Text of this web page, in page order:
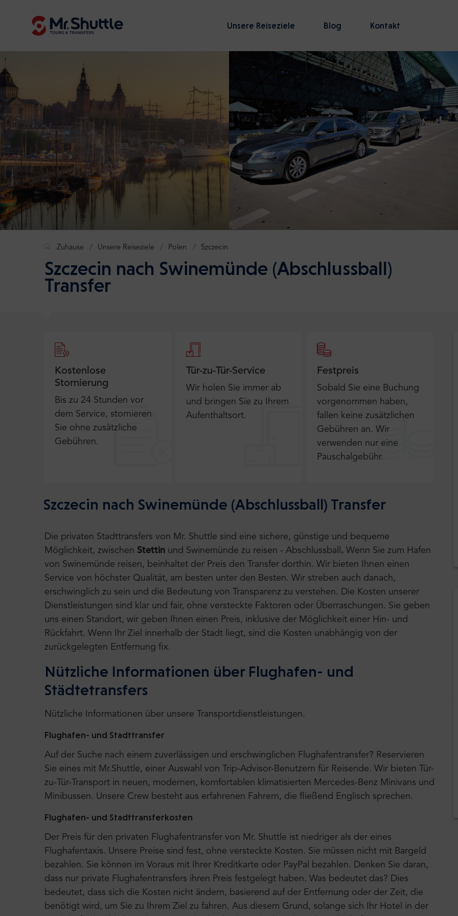
Unsere Reiseziele Blog Kontakt
Zuhause Unsere Reiseziele Polen Szczecin
Szczecin nach Swinemünde (Abschlussball)
Transfer
Kostenlose
Stornierung
Bis zu 24 Stunden vor
dem Service, stornieren
Sie ohne zusätzliche
Gebühren.
Tür-zu-Tür-Service
Wir holen Sie immer ab
und bringen Sie zu Ihrem
Aufenthaltsort.
Festpreis
Sobald Sie eine Buchung
vorgenommen haben,
fallen keine zusätzlichen
Gebühren an. Wir
verwenden nur eine
Pauschalgebühr.
Szczecin nach Swinemünde (Abschlussball) Transfer
Die privaten Stadttransfers von Mr. Shuttle sind eine sichere, günstige und bequeme
Möglichkeit, zwischen Stettin und Swinemünde zu reisen - Abschlussball . Wenn Sie zum Hafen
von Swinemünde reisen, beinhaltet der Preis den Transfer dorthin. Wir bieten Ihnen einen
Service von höchster Qualität, am besten unter den Besten. Wir streben auch danach,
erschwinglich zu sein und die Bedeutung von Transparenz zu verstehen. Die Kosten unserer
Dienstleistungen sind klar und fair, ohne versteckte Faktoren oder Überraschungen. Sie geben
uns einen Standort, wir geben Ihnen einen Preis, inklusive der Möglichkeit einer Hin- und
Rückfahrt. Wenn Ihr Ziel innerhalb der Stadt liegt, sind die Kosten unabhängig von der
zurückgelegten Entfernung fix.
Nützliche Informationen über Flughafen- und
Städtetransfers
Nützliche Informationen über unsere Transportdienstleistungen.
Flughafen- und Stadttransfer
Auf der Suche nach einem zuverlässigen und erschwinglichen Flughafentransfer? Reservieren
Sie eines mit Mr.Shuttle, einer Auswahl von Trip-Advisor-Benutzern für Reisende. Wir bieten Tür-
zu-Tür-Transport in neuen, modernen, komfortablen klimatisierten Mercedes-Benz Minivans und
Minibussen. Unsere Crew besteht aus erfahrenen Fahrern, die fließend Englisch sprechen.
Flughafen- und Stadttransferkosten
Der Preis für den privaten Flughafentransfer von Mr. Shuttle ist niedriger als der eines
Flughafentaxis. Unsere Preise sind fest, ohne versteckte Kosten. Sie müssen nicht mit Bargeld
bezahlen. Sie können im Voraus mit Ihrer Kreditkarte oder PayPal bezahlen. Denken Sie daran,
dass nur private Flughafentransfers ihren Preis festgelegt haben. Was bedeutet das? Dies
bedeutet, dass sich die Kosten nicht ändern, basierend auf der Entfernung oder der Zeit, die
benötigt wird, um Sie zu Ihrem Ziel zu fahren. Aus diesem Grund, solange sich Ihr Hotel in der